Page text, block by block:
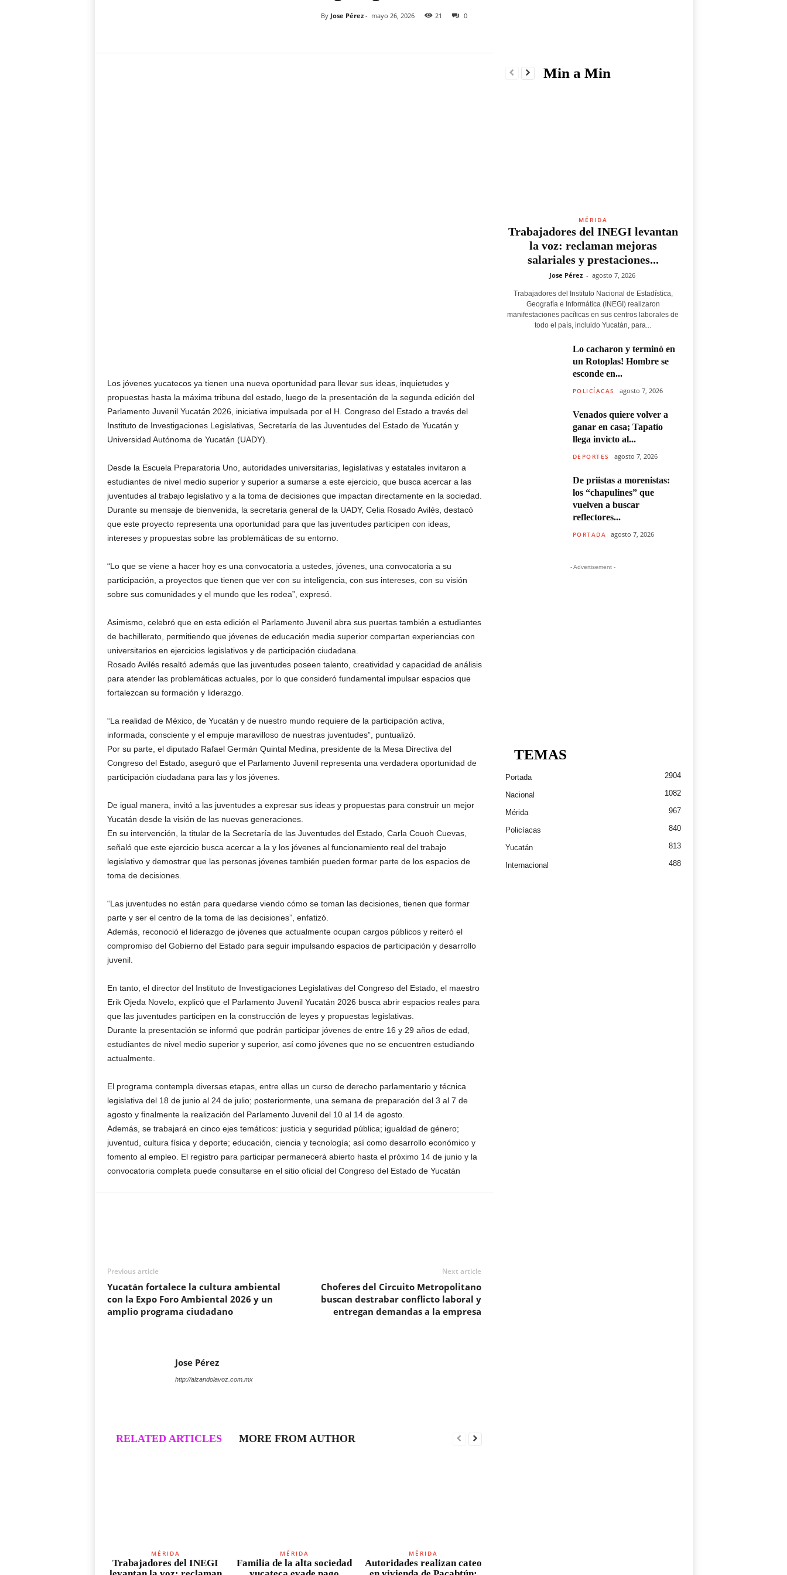
By Jose Pérez- mayo 26, 2026 21 0
Los jóvenes yucatecos ya tienen una nueva oportunidad para llevar sus ideas, inquietudes y
propuestas hasta la máxima tribuna del estado, luego de la presentación de la segunda edición del
Parlamento Juvenil Yucatán 2026, iniciativa impulsada por el H. Congreso del Estado a través del
Instituto de Investigaciones Legislativas, Secretaría de las Juventudes del Estado de Yucatán y
Universidad Autónoma de Yucatán (UADY).
Desde la Escuela Preparatoria Uno, autoridades universitarias, legislativas y estatales invitaron a
estudiantes de nivel medio superior y superior a sumarse a este ejercicio, que busca acercar a las
juventudes al trabajo legislativo y a la toma de decisiones que impactan directamente en la sociedad.
Durante su mensaje de bienvenida, la secretaria general de la UADY, Celia Rosado Avilés, destacó
que este proyecto representa una oportunidad para que las juventudes participen con ideas,
intereses y propuestas sobre las problemáticas de su entorno.
“Lo que se viene a hacer hoy es una convocatoria a ustedes, jóvenes, una convocatoria a su
participación, a proyectos que tienen que ver con su inteligencia, con sus intereses, con su visión
sobre sus comunidades y el mundo que les rodea”, expresó.
Asimismo, celebró que en esta edición el Parlamento Juvenil abra sus puertas también a estudiantes
de bachillerato, permitiendo que jóvenes de educación media superior compartan experiencias con
universitarios en ejercicios legislativos y de participación ciudadana.
Rosado Avilés resaltó además que las juventudes poseen talento, creatividad y capacidad de análisis
para atender las problemáticas actuales, por lo que consideró fundamental impulsar espacios que
fortalezcan su formación y liderazgo.
“La realidad de México, de Yucatán y de nuestro mundo requiere de la participación activa,
informada, consciente y el empuje maravilloso de nuestras juventudes”, puntualizó.
Por su parte, el diputado Rafael Germán Quintal Medina, presidente de la Mesa Directiva del
Congreso del Estado, aseguró que el Parlamento Juvenil representa una verdadera oportunidad de
participación ciudadana para las y los jóvenes.
De igual manera, invitó a las juventudes a expresar sus ideas y propuestas para construir un mejor
Yucatán desde la visión de las nuevas generaciones.
En su intervención, la titular de la Secretaría de las Juventudes del Estado, Carla Couoh Cuevas,
señaló que este ejercicio busca acercar a la y los jóvenes al funcionamiento real del trabajo
legislativo y demostrar que las personas jóvenes también pueden formar parte de los espacios de
toma de decisiones.
“Las juventudes no están para quedarse viendo cómo se toman las decisiones, tienen que formar
parte y ser el centro de la toma de las decisiones”, enfatizó.
Además, reconoció el liderazgo de jóvenes que actualmente ocupan cargos públicos y reiteró el
compromiso del Gobierno del Estado para seguir impulsando espacios de participación y desarrollo
juvenil.
En tanto, el director del Instituto de Investigaciones Legislativas del Congreso del Estado, el maestro
Erik Ojeda Novelo, explicó que el Parlamento Juvenil Yucatán 2026 busca abrir espacios reales para
que las juventudes participen en la construcción de leyes y propuestas legislativas.
Durante la presentación se informó que podrán participar jóvenes de entre 16 y 29 años de edad,
estudiantes de nivel medio superior y superior, así como jóvenes que no se encuentren estudiando
actualmente.
El programa contempla diversas etapas, entre ellas un curso de derecho parlamentario y técnica
legislativa del 18 de junio al 24 de julio; posteriormente, una semana de preparación del 3 al 7 de
agosto y finalmente la realización del Parlamento Juvenil del 10 al 14 de agosto.
Además, se trabajará en cinco ejes temáticos: justicia y seguridad pública; igualdad de género;
juventud, cultura física y deporte; educación, ciencia y tecnología; así como desarrollo económico y
fomento al empleo. El registro para participar permanecerá abierto hasta el próximo 14 de junio y la
convocatoria completa puede consultarse en el sitio oficial del Congreso del Estado de Yucatán
Previous article
Yucatán fortalece la cultura ambiental
con la Expo Foro Ambiental 2026 y un
amplio programa ciudadano
Next article
Choferes del Circuito Metropolitano
buscan destrabar conflicto laboral y
entregan demandas a la empresa
Jose Pérez
http://alzandolavoz.com.mx
RELATED ARTICLES MORE FROM AUTHOR
MÉRIDA
Trabajadores del INEGI
MÉRIDA
Familia de la alta sociedad
MÉRIDA
Autoridades realizan cateo
Min a Min
MÉRIDA
Trabajadores del INEGI levantan
la voz: reclaman mejoras
salariales y prestaciones...
Jose Pérez - agosto 7, 2026
Trabajadores del Instituto Nacional de Estadística,
Geografía e Informática (INEGI) realizaron
manifestaciones pacíficas en sus centros laborales de
todo el país, incluido Yucatán, para...
Lo cacharon y terminó en
un Rotoplas! Hombre se
esconde en...
POLICÍACAS agosto 7, 2026
Venados quiere volver a
ganar en casa; Tapatío
llega invicto al...
DEPORTES agosto 7, 2026
De priistas a morenistas:
los “chapulines” que
vuelven a buscar
reflectores...
PORTADA agosto 7, 2026
- Advertisement -
TEMAS
Portada 2904
Nacional 1082
Mérida 967
Policíacas 840
Yucatán 813
Internacional 488